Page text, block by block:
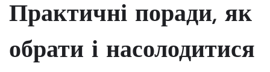
Практичні поради, як
обрати і насолодитися